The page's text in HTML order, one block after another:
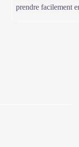
prendre facilement